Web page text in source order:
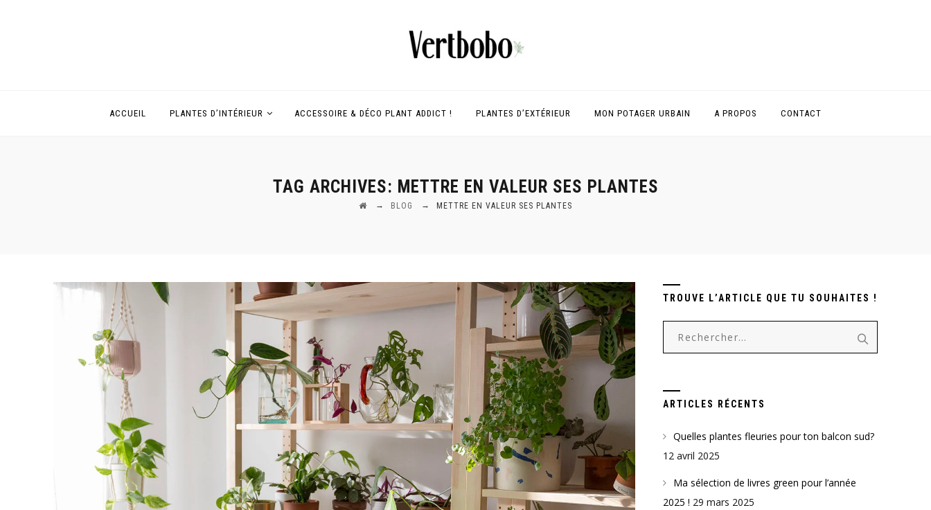
ACCUEIL PLANTES D’INTÉRIEUR ACCESSOIRE & DÉCO PLANT ADDICT ! PLANTES D’EXTÉRIEUR MON POTAGER URBAIN A PROPOS CONTACT
TAG ARCHIVES: METTRE EN VALEUR SES PLANTES
→ BLOG → METTRE EN VALEUR SES PLANTES
TROUVE L’ARTICLE QUE TU SOUHAITES !
Rechercher :
ARTICLES RÉCENTS
Quelles plantes fleuries pour ton balcon sud?
12 avril 2025
Ma sélection de livres green pour l’année
2025 ! 29 mars 2025